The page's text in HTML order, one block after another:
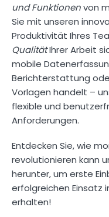
und Funktionenvon
Sie mit unseren
Produktivität Ihres
QualitätIhrer Arbeit
mobile
Berichterstattung
Vorlagen handelt –
flexible und
Anforderungen.
Entdecken Sie, wie
revolutionieren kann
herunter, um erste
erfolgreichen Einsatz
erhalten!